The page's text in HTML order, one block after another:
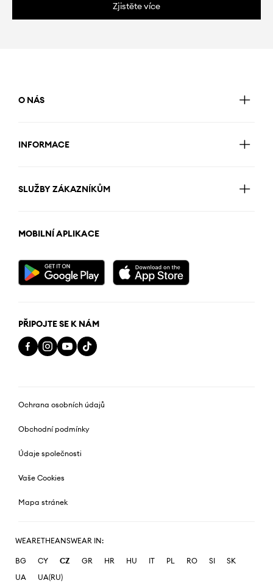
Zjistěte více
O NÁS
INFORMACE
SLUŽBY ZÁKAZNÍKŮM
MOBILNÍ APLIKACE
PŘIPOJTE SE K NÁM
Ochrana osobních údajů
Obchodní podmínky
Údaje společnosti
Vaše Cookies
Mapa stránek
WEARETHEANSWEAR IN:
BG CY CZ GR HR HU IT PL RO SI
SK
UA
UA(RU)